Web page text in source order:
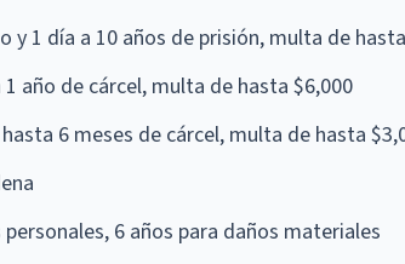
y 1 día a 10 años de prisión, multa de
año de cárcel, multa de hasta $6,000
hasta 6 meses de cárcel, multa de hasta
6 años para daños materiales